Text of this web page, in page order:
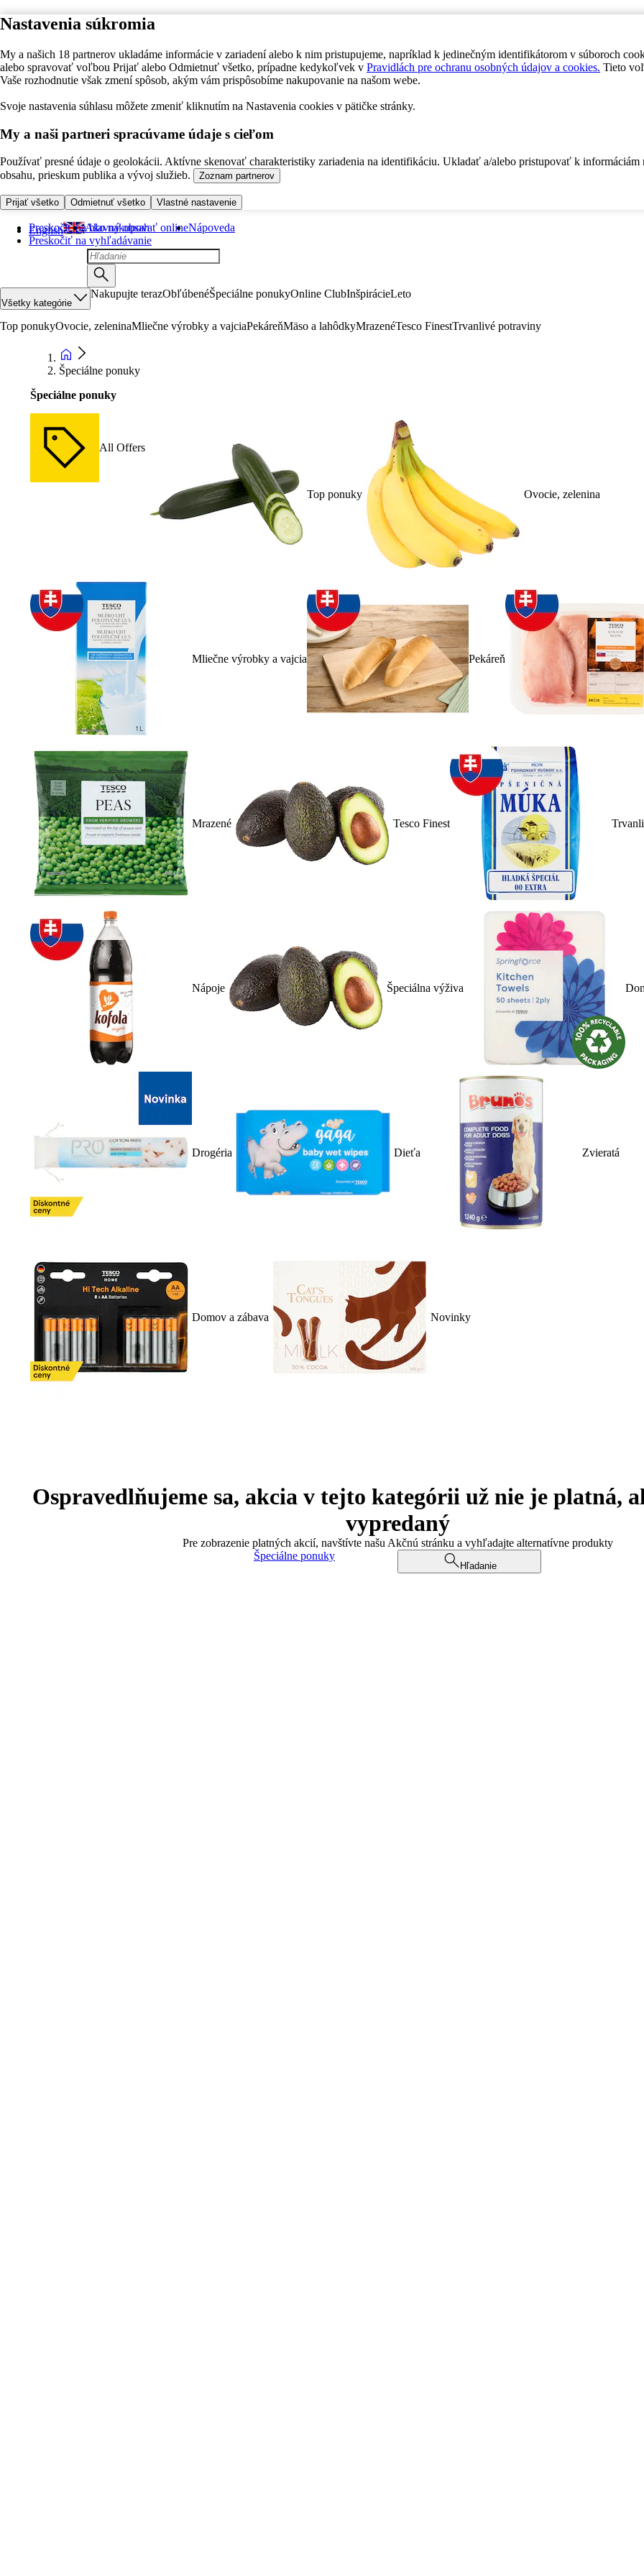
Nastavenia súkromia
My a našich 18 partnerov ukladáme informácie v zariadení alebo k nim pristupujeme, napríklad k jedinečným identifikátorom v súboroch
alebo spravovať voľbou Prijať alebo Odmietnuť všetko, prípadne kedykoľvek v Pravidlách pre ochranu osobných údajov a cookies. Tieto
Vaše rozhodnutie však zmení spôsob, akým vám prispôsobíme nakupovanie na našom webe.
Svoje nastavenia súhlasu môžete zmeniť kliknutím na Nastavenia cookies v pätičke stránky.
My a naši partneri spracúvame údaje s cieľom
Používať presné údaje o geolokácii. Aktívne skenovať charakteristiky zariadenia na identifikáciu. Ukladať a/alebo pristupovať k informáciám
obsahu, prieskum publika a vývoj služieb.
Zoznam partnerov
Prijať všetko Odmietnuť všetko Vlastné nastavenie
Preskočiť na hlavný obsah
Preskočiť na vyhľadávanie
English Ako nakupovať onlineNápoveda
Všetky kategórie
Nakupujte terazObľúbenéŠpeciálne ponukyOnline ClubInšpirácieLeto
Top ponukyOvocie, zeleninaMliečne výrobky a vajciaPekáreňMäso a lahôdkyMrazenéTesco FinestTrvanlivé potraviny
Špeciálne ponuky
Špeciálne ponuky
All Offers
Top ponuky Ovocie, zelenina
Mliečne výrobky a vajcia Pekáreň
Mrazené Tesco Finest
Nápoje Špeciálna výživa
Drogéria Dieťa Zvieratá
Domov a zábava Novinky
Ospravedlňujeme sa, akcia v tejto kategórii už nie je platná,
vypredaný
Pre zobrazenie platných akcií, navštívte našu Akčnú stránku a vyhľadajte alternatívne produkty
Špeciálne ponuky
Hľadanie